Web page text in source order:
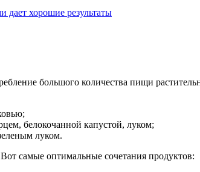
дает хорошие результаты
большого количества пищи
белокочанной капустой, луком;
луком.
самые оптимальные сочетания продуктов: